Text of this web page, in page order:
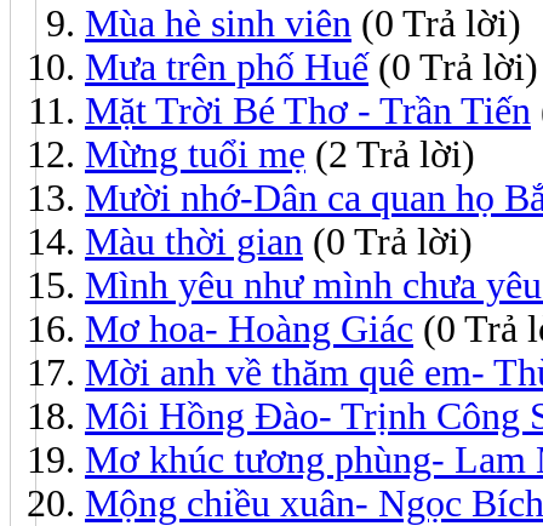
Mùa hè sinh viên (0 Trả lời)
Mưa trên phố Huế(0 Trả lời)
Mặt Trời Bé Thơ - Trần Tiến
Mừng tuổi mẹ (2 Trả lời)
Mười nhớ-Dân ca quan họ
Màu thời gian (0 Trả lời)
Mình yêu như mình chưa
Mơ hoa- Hoàng Giác (0 Trả
Mời anh về thăm quê em-
Môi Hồng Đào- Trịnh Công
Mơ khúc tương phùng- Lam
Mộng chiều xuân- Ngọc Bích